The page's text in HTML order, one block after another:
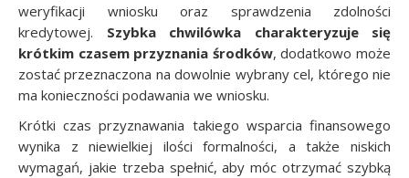
weryfikacji wniosku oraz sprawdzenia zdolności
kredytowej. Szybka chwilówka charakteryzuje się
krótkim czasem przyznania środków, dodatkowo może
zostać przeznaczona na dowolnie wybrany cel, którego nie
ma konieczności podawania we wniosku.
Krótki czas przyznawania takiego wsparcia finansowego
wynika z niewielkiej ilości formalności, a także niskich
wymagań, jakie trzeba spełnić, aby móc otrzymać szybką